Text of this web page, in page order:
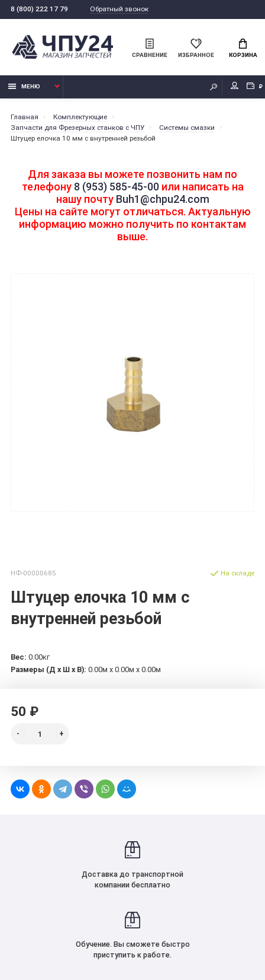
8 (800) 222 17 79 Обратный звонок
СРАВНЕНИЕ ИЗБРАННОЕ КОРЗИНА
МЕНЮ ₽
Главная
Комплектующие
Запчасти для Фрезерных станков с ЧПУ
Системы смазки
Штуцер елочка 10 мм с внутренней резьбой
Для заказа вы можете позвонить нам по
телефону 8 (953) 585-45-00или написать на
нашу почту Buh1@chpu24.com
Цены на сайте могут отличаться. Актуальную
информацию можно получить по контактам
выше.
НФ-00000685
Штуцер елочка 10 мм с
внутренней резьбой
На складе
Вес: 0.00кг
Размеры (Д х Ш х В): 0.00м x 0.00м x 0.00м
50 ₽
Доставка до транспортной
компании бесплатно
Обучение. Вы сможете быстро
приступить к работе.